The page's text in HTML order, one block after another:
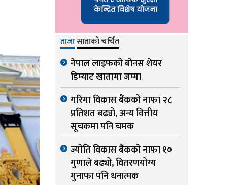
ताजासाताको चर्चित
नेपाल लाइफको बोनस शेयर
डिम्याट खातामा जम्मा
गरिमा विकास बैंकको नाफा २८
प्रतिशत बढ्यो, अन्य वित्तीय
सूचकमा पनि चमक
ज्योति विकास बैंकको नाफा १०
गुणाले बढ्यो, वितरणयोग्य
मुनाफा पनि धनात्मक